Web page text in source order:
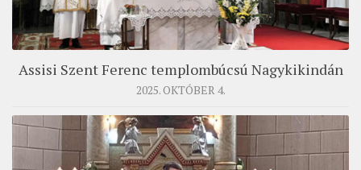
Assisi Szent Ferenc templombúcsú Nagykikindán
2025. OKTÓBER 4.